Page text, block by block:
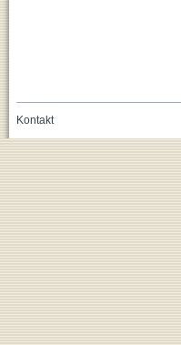
Kontakt